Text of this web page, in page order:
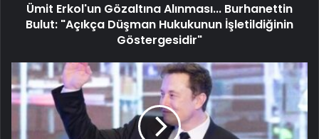
Ümit Erkol'un Gözaltına Alınması... Burhanettin
Bulut: "Açıkça Düşman Hukukunun İşletildiğinin
Göstergesidir"